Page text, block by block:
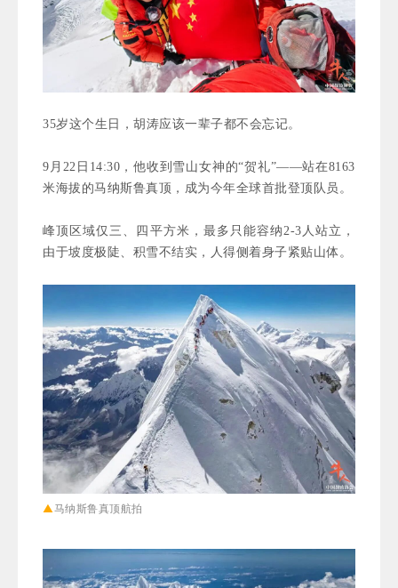
35岁这个生日，胡涛应该一辈子都不会忘记。
9月22日14:30，他收到雪山女神的“贺礼”——站在8163
米海拔的马纳斯鲁真顶，成为今年全球首批登顶队员。
峰顶区域仅三、四平方米，最多只能容纳2-3人站立，
由于坡度极陡、积雪不结实，人得侧着身子紧贴山体。
▲马纳斯鲁真顶航拍